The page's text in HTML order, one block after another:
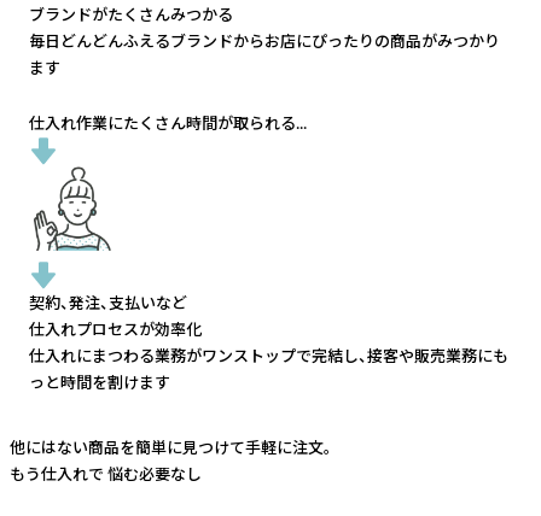
ブランドがたくさんみつかる
毎日どんどんふえるブランドからお店にぴったりの商品がみつかり
ます
仕入れ作業にたくさん時間が取られる...
契約、発注、支払いなど
仕入れプロセスが効率化
仕入れにまつわる業務がワンストップで完結し、接客や販売業務にも
っと時間を割けます
他にはない商品を簡単に見つけて手軽に注文。
もう仕入れで 悩む必要なし